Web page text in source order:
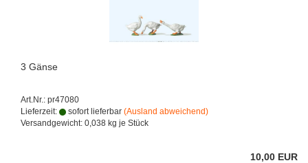
3 Gänse
Art.Nr.: pr47080
Lieferzeit:
sofort lieferbar (Ausland abweichend)
Versandgewicht: 0,038 kg je Stück
10,00 EUR